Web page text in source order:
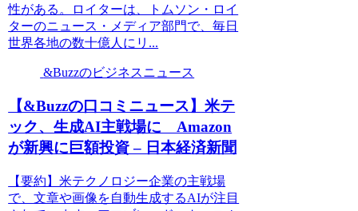
性がある。ロイターは、トムソン・ロイ
ターのニュース・メディア部門で、毎日
世界各地の数十億人にリ...
&Buzzのビジネスニュース
【&Buzzの口コミニュース】米テ
ック、生成AI主戦場に Amazon
が新興に巨額投資 – 日本経済新聞
【要約】米テクノロジー企業の主戦場
で、文章や画像を自動生成するAIが注目